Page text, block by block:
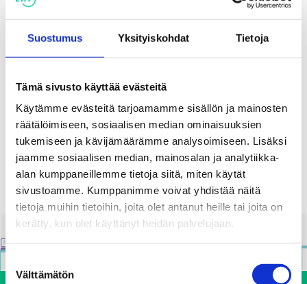
Suostumus Yksityiskohdat Tietoja
Tämä sivusto käyttää evästeitä
Käytämme evästeitä tarjoamamme sisällön ja mainosten
räätälöimiseen, sosiaalisen median ominaisuuksien
tukemiseen ja kävijämäärämme analysoimiseen. Lisäksi
jaamme sosiaalisen median, mainosalan ja analytiikka-
alan kumppaneillemme tietoja siitä, miten käytät
sivustoamme. Kumppanimme voivat yhdistää näitä
tietoja muihin tietoihin, joita olet antanut heille tai joita on
kerätty, kun olet käyttänyt heidän palvelujaan.
valinta
Välttämätön
Katso myös
Videot
nykyinen elokololainen
16.06.2020